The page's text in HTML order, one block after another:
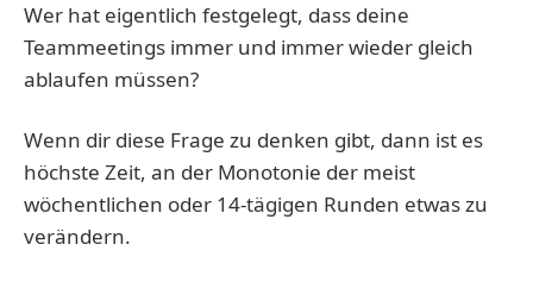
Wer hat eigentlich festgelegt, dass deine
Teammeetings immer und immer wieder gleich
ablaufen müssen?
Wenn dir diese Frage zu denken gibt, dann ist es
höchste Zeit, an der Monotonie der meist
wöchentlichen oder 14-tägigen Runden etwas zu
verändern.